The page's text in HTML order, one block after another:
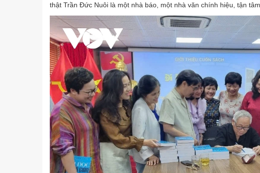
thật Trần Đức Nuôi là một nhà báo, một nhà văn chính hiệu, tận